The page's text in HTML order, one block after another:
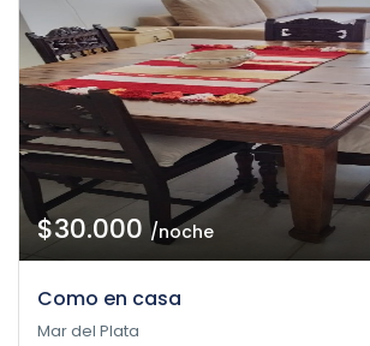
$30.000/noche
Como en casa
Mar del Plata